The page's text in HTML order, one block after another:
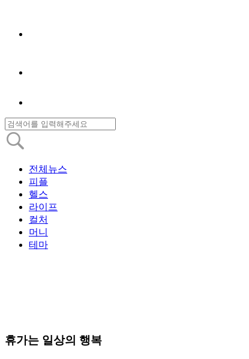
전체뉴스
피플
헬스
라이프
컬처
머니
테마
휴가는 일상의 행복